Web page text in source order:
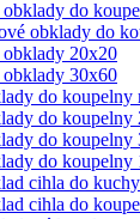
do
obklady do
20x20
30x60
do koupelny
do koupelny
do koupelny
do koupelny
cihla do
cihla do